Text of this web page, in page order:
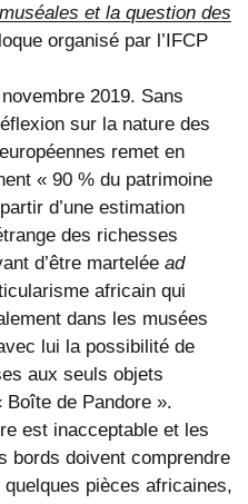
et la question des
organisé par l’IFCP
2019. Sans
sur la nature des
remet en
« 90 % du patrimoine
d’une estimation
des richesses
d’être marteléead
africain qui
dans les musées
lui la possibilité de
aux seuls objets
Boîte de Pandore ».
est inacceptable et les
bords doivent comprendre
pièces africaines,